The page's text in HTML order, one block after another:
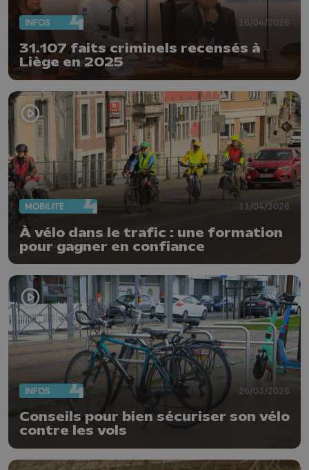
INFOS 16/04/2026
31.107 faits criminels recensés à
Liège en 2025
MOBILITÉ 11/04/2026
À vélo dans le trafic : une formation
pour gagner en confiance
INFOS 26/03/2026
Conseils pour bien sécuriser son vélo
contre les vols